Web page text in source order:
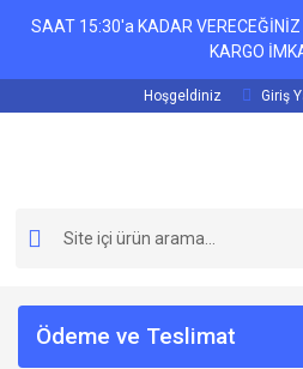
SAAT 15:30'a KADAR VERECEĞİNİZ
KARGO
Hoşgeldiniz Giriş
Ödeme ve Teslimat